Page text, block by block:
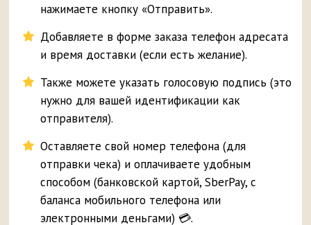
нажимаете кнопку «Отправить».
Добавляете в форме заказа телефон адресата
и время доставки (если есть желание).
Также можете указать голосовую подпись (это
нужно для вашей идентификации как
отправителя).
Оставляете свой номер телефона (для
отправки чека) и оплачиваете удобным
способом (банковской картой, SberPay, с
баланса мобильного телефона или
электронными деньгами) 💳.